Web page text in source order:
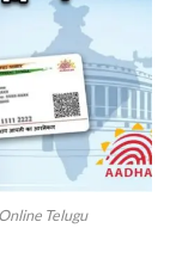
Telugu